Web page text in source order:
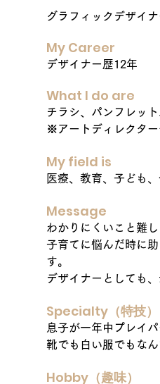
グラフィックデザイ
My Career
デザイナー歴12年
What I do are
チラシ、パンフレッ
※アートディレクタ
My field is
医療、教育、子ども
Message
わかりにくいこと難
子育てに悩んだ時に
す。
デザイナーとしても
Specialty （特技）
息子が一年中プレイ
靴でも白い服でもな
Hobby （趣味）